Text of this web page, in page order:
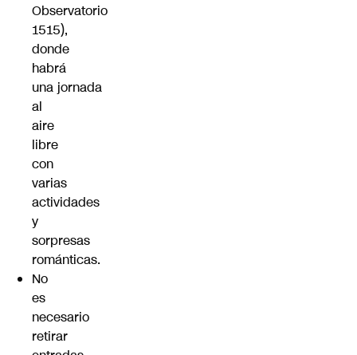
Observatorio
1515),
donde
habrá
una jornada
al
aire
libre
con
varias
actividades
y
sorpresas
románticas.
No
es
necesario
retirar